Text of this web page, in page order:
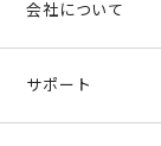
お支払い方法、配
返品について
会社について
サポート